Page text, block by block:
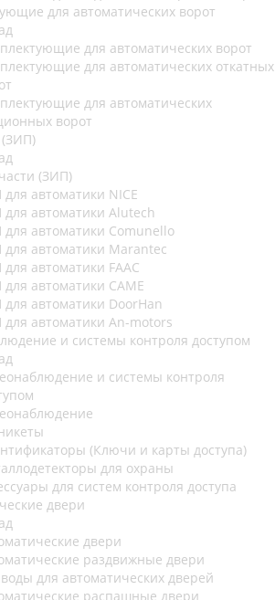
для автоматических ворот
для автоматических ворот
для автоматических откатных
для автоматических
ворот
(ЗИП)
(ЗИП)
автоматики NICE
автоматики Alutech
автоматики Comunello
автоматики Marantec
автоматики FAAC
автоматики CAME
автоматики DoorHan
автоматики An-motors
и системы контроля доступом
и системы контроля
(Ключи и карты доступа)
для охраны
для систем контроля доступа
двери
двери
раздвижные двери
для автоматических дверей
распашные двери